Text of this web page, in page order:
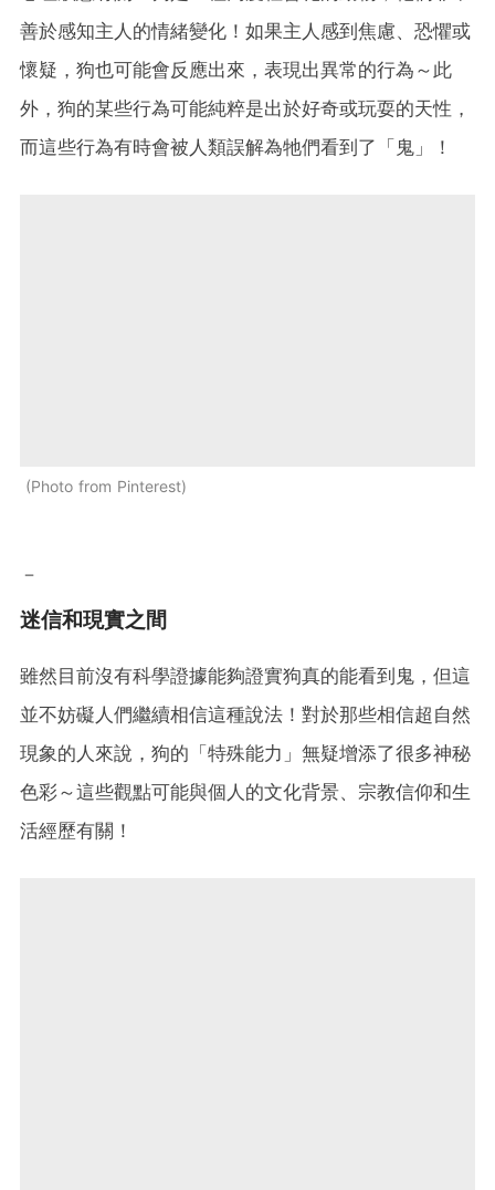
善於感知主人的情緒變化！如果主人感到焦慮、恐懼或
懷疑，狗也可能會反應出來，表現出異常的行為～此
外，狗的某些行為可能純粹是出於好奇或玩耍的天性，
而這些行為有時會被人類誤解為牠們看到了「鬼」！
Photo from Pinterest
－
迷信和現實之間
雖然目前沒有科學證據能夠證實狗真的能看到鬼，但這
並不妨礙人們繼續相信這種說法！對於那些相信超自然
現象的人來說，狗的「特殊能力」無疑增添了很多神秘
色彩～這些觀點可能與個人的文化背景、宗教信仰和生
活經歷有關！